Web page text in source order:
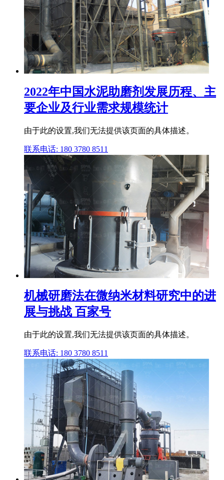
2022年中国水泥助磨剂发展历程、主
要企业及行业需求规模统计
由于此的设置,我们无法提供该页面的具体描述。
联系电话: 180 3780 8511
机械研磨法在微纳米材料研究中的进
展与挑战 百家号
由于此的设置,我们无法提供该页面的具体描述。
联系电话: 180 3780 8511